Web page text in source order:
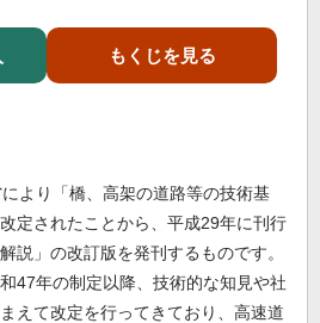
もくじを見る
より「橋、高架の道路等の技術基
定されたことから、平成29年に刊行
説」の改訂版を発刊するものです。
47年の制定以降、技術的な知見や社
えて改定を行ってきており、高速道